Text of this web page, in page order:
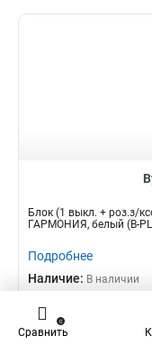
Блок (1 выкл. + роз.з/
ГАРМОНИЯ, белый (В-
Подробнее
Наличие: В наличии
Сравнить
0